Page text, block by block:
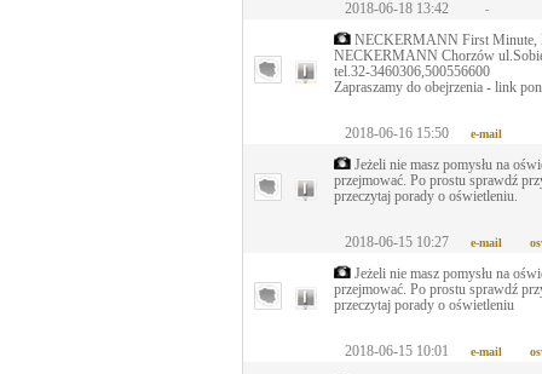
2018-06-18 13:42 -
NECKERMANN First Minute,
NECKERMANN Chorzów
tel.32-3460306,500556600
Zapraszamy do obejrzenia - link
2018-06-16 15:50 e-mail
Jeżeli nie masz pomysłu na
przejmować. Po prostu sprawdź
przeczytaj porady o oświetleniu.
2018-06-15 10:27 e-mail
Jeżeli nie masz pomysłu na
przejmować. Po prostu sprawdź
przeczytaj porady o oświetleniu
2018-06-15 10:01 e-mail